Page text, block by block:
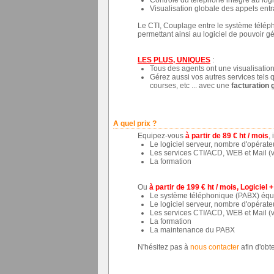
Visualisation globale des appels
Le CTI, Couplage entre le système
permettant ainsi au logiciel de pouvoir
LES PLUS, UNIQUES :
Tous des agents ont une
Gérez aussi vos autres services tels
courses, etc ... avec une facturation
A quel prix ?
Equipez-vous à partir de 89 € ht / mois,
Le logiciel serveur, nombre
Les services CTI/ACD, WEB et Mail
La formation
Ou à partir de 199 € ht / mois, Logiciel
Le système téléphonique (PABX)
Le logiciel serveur, nombre
Les services CTI/ACD, WEB et Mail
La formation
La maintenance du PABX
N'hésitez pas à nous contacter afin